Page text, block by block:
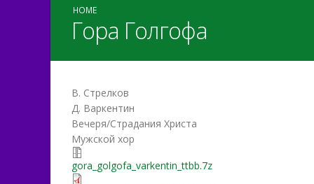
HOME
Гора Голгофа
В. Стрелков
Д. Варкентин
Вечеря/Страдания Христа
Мужской хор
gora_golgofa_varkentin_ttbb.7z